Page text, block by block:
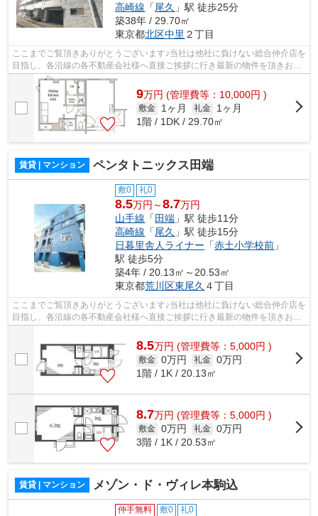
高崎線 「尾久 」駅 徒歩25分
築38年 / 29.70㎡
東京都北区中里 ２丁目
ここまでご覧頂きありがとうございます♪当社は他社に負けない総合仲介店を
目指し、各沿線の各不動産会社様へ直接ご挨拶に行き最新の物件を頂きお客
様へ提供しております！最新の情報は...
9万円 (管理費等：10,000円 )
敷金 1ヶ月 礼金
1ヶ月
1階 / 1DK / 29.70㎡
賃貸 | マンション ペンタトニックス田端
敷0 礼0
8.5万円～8.7万円
山手線 「田端 」駅 徒歩11分
高崎線 「尾久 」駅 徒歩15分
日暮里舎人ライナー 「赤土小学校前 」
駅 徒歩5分
築4年 / 20.13㎡～20.53㎡
東京都荒川区東尾久 ４丁目
ここまでご覧頂きありがとうございます♪当社は他社に負けない総合仲介店を
目指し、各沿線の各不動産会社様へ直接ご挨拶に行き最新の物件を頂きお客
様へ提供しております！最新の情報は...
8.5万円 (管理費等：5,000円 )
敷金 0万円 礼金 0万円
1階 / 1K / 20.13㎡
8.7万円 (管理費等：5,000円 )
敷金 0万円 礼金 0万円
3階 / 1K / 20.53㎡
賃貸 | マンション メゾン・ド・ヴィレ本駒込
仲手無料 敷0 礼0